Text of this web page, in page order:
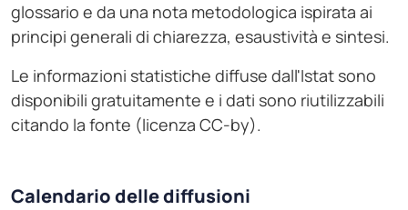
glossario e da una nota metodologica ispirata ai
principi generali di chiarezza, esaustività e sintesi.
Le informazioni statistiche diffuse dall'Istat sono
disponibili gratuitamente e i dati sono riutilizzabili
citando la fonte (licenza CC-by).
Calendario delle diffusioni